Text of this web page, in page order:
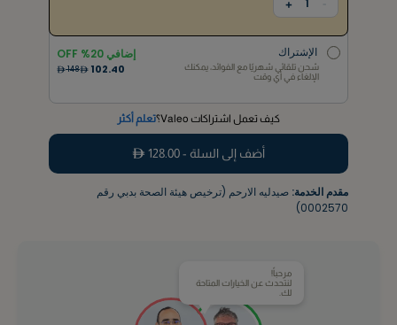
1
+
شحن تلقائي شهريًا مع الفوائد، يمكنك
الإلغاء في أي وقت
الإشتراك
شحن تلقائي شهريًا مع الفوائد، يمكنك
الإلغاء في أي وقت
إضافي 20
% OFF
102.40
148
كيف تعمل اشتراكات Valeo؟ تعلم أكثر
أضف إلى السلة -128.00
مقدم الخدمة: صيدليه الارحم (ترخيص هيئة الصحة بدبي رقم
0002570)
مرحباً!
لنتحدث عن الخيارات المتاحة
لك.